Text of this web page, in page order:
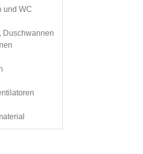
und WC
Duschwannen